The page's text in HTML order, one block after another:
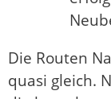
Die Routen
quasi gleich.